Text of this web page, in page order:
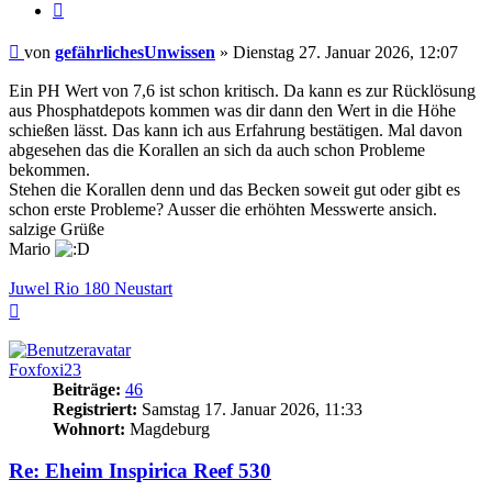
Beitrag
von gefährlichesUnwissen » Dienstag 27. Januar 2026, 12:07
Ein PH Wert von 7,6 ist schon kritisch. Da kann es zur Rücklösung
aus Phosphatdepots kommen was dir dann den Wert in die Höhe
schießen lässt. Das kann ich aus Erfahrung bestätigen. Mal davon
abgesehen das die Korallen an sich da auch schon Probleme
bekommen.
Stehen die Korallen denn und das Becken soweit gut oder gibt es
schon erste Probleme? Ausser die erhöhten Messwerte ansich.
salzige Grüße
Mario
Juwel Rio 180 Neustart
Foxfoxi23
Beiträge: 46
Registriert: Samstag 17. Januar 2026, 11:33
Wohnort: Magdeburg
Re: Eheim Inspirica Reef 530